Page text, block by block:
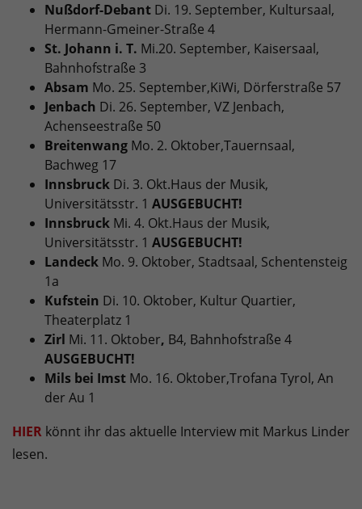
Nußdorf-Debant Di. 19. September, Kultursaal,
Hermann-Gmeiner-Straße 4
St. Johann i. T. Mi.20. September, Kaisersaal,
Bahnhofstraße 3
Absam Mo. 25. September,KiWi, Dörferstraße 57
Jenbach Di. 26. September, VZ Jenbach,
Achenseestraße 50
Breitenwang Mo. 2. Oktober,Tauernsaal,
Bachweg 17
Innsbruck Di. 3. Okt.Haus der Musik,
Universitätsstr. 1 AUSGEBUCHT!
Innsbruck Mi. 4. Okt.Haus der Musik,
Universitätsstr. 1 AUSGEBUCHT!
Landeck Mo. 9. Oktober, Stadtsaal, Schentensteig
1a
Kufstein Di. 10. Oktober, Kultur Quartier,
Theaterplatz 1
Zirl Mi. 11. Oktober, B4, Bahnhofstraße 4
AUSGEBUCHT!
Mils bei Imst Mo. 16. Oktober,Trofana Tyrol, An
der Au 1
HIER könnt ihr das aktuelle Interview mit Markus Linder
lesen.